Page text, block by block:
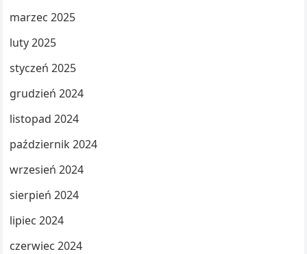
marzec 2025
luty 2025
styczeń 2025
grudzień 2024
listopad 2024
październik 2024
wrzesień 2024
sierpień 2024
lipiec 2024
czerwiec 2024